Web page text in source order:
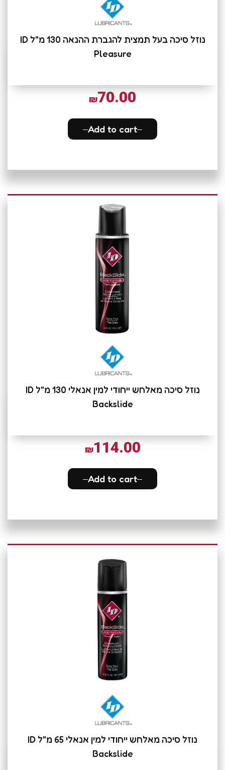
נוזל סיכה בעל תמצית להגברת ההנאה 130 מ"ל ID
Pleasure
₪70.00
Add to cart
נוזל סיכה מאלחש ייחודי למין אנאלי 130 מ"ל ID
Backslide
₪114.00
Add to cart
נוזל סיכה מאלחש ייחודי למין אנאלי 65 מ"ל ID
Backslide